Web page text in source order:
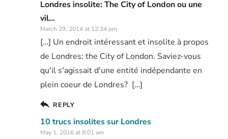
Londres insolite: The City of London ou une
vil...
March 29, 2014 at 12:34 pm
[…] Un endroit intéressant et insolite à propos
de Londres: the City of London. Saviez-vous
qu'il s'agissait d'une entité indépendante en
plein coeur de Londres? […]
REPLY
10 trucs insolites sur Londres
May 1, 2016 at 8:01 am